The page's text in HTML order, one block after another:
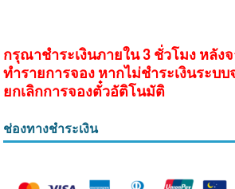
กรุณาชำระเงินภายใน 3 ชั่วโมง หลัง
ทำรายการจอง หากไม่ชำระเงินระบบ
ยกเลิกการจองตั๋วอัติโนมัติ
ช่องทางชำระเงิน